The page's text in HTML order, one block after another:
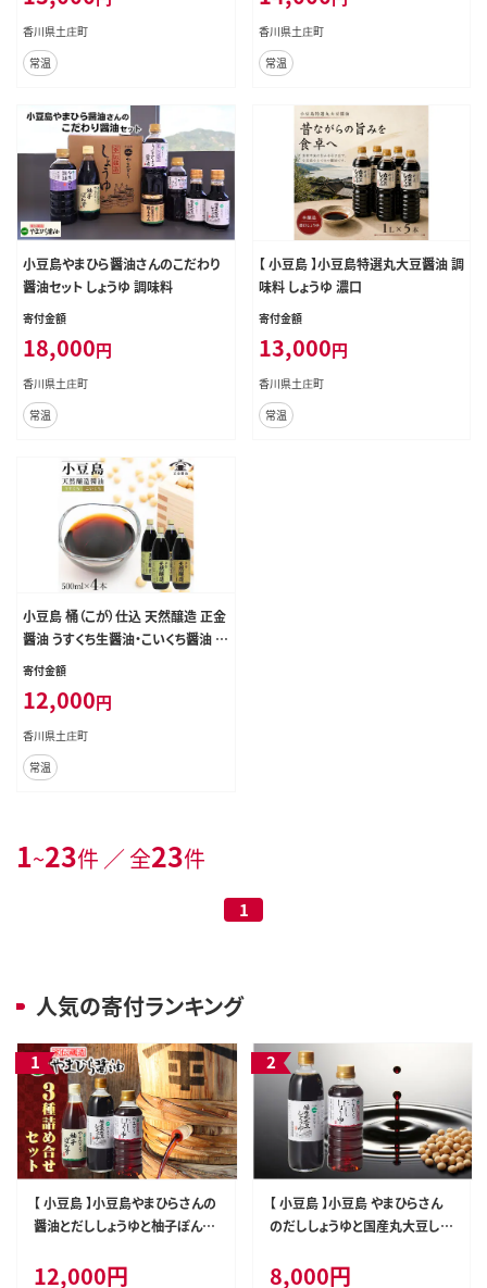
香川県土庄町
常温
香川県土庄町
常温
小豆島やまひら醤油さんのこだわり
醤油セット しょうゆ 調味料
寄付金額
18,000円
香川県土庄町
常温
【 小豆島 】小豆島特選丸大豆醤油 調
味料 しょうゆ 濃口
寄付金額
13,000円
香川県土庄町
常温
小豆島 桶（こが）仕込 天然醸造 正金
醤油 うすくち生醤油・こいくち醤油 5
00ml 各２本 計4本入
寄付金額
12,000円
香川県土庄町
常温
1~23件 ／ 全23件
1
人気の寄付ランキング
【 小豆島 】小豆島やまひらさんの
醤油とだししょうゆと柚子ぽんず
ン酢 ぽん酢
12,000円
【 小豆島 】小豆島 やまひらさん
のだししょうゆと国産丸大豆しょ
し醤油
8,000円